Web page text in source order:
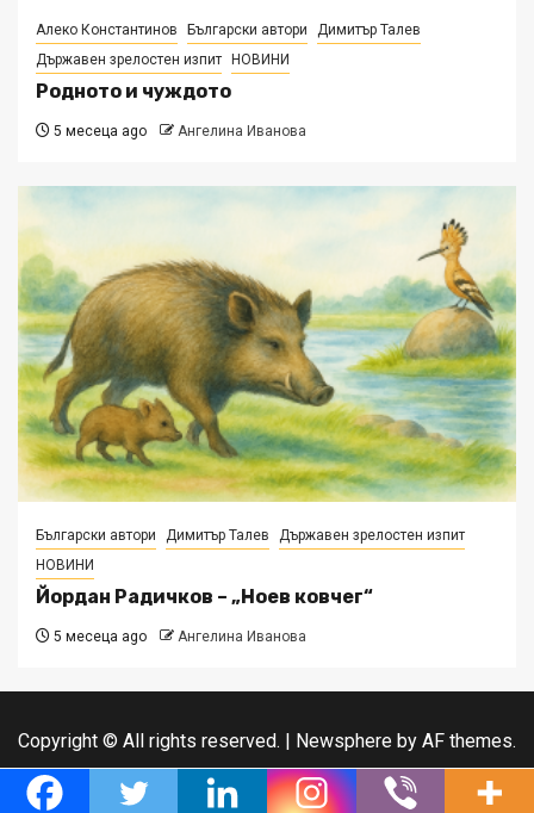
Алеко Константинов Български автори
Димитър Талев
Държавен зрелостен изпит НОВИНИ
Родното и чуждото
5 месеца ago Ангелина Иванова
Български автори Димитър Талев
Държавен зрелостен изпит
НОВИНИ
Йордан Радичков – „Ноев ковчег“
5 месеца ago Ангелина Иванова
Copyright © All rights reserved. | Newsphere by AF themes.